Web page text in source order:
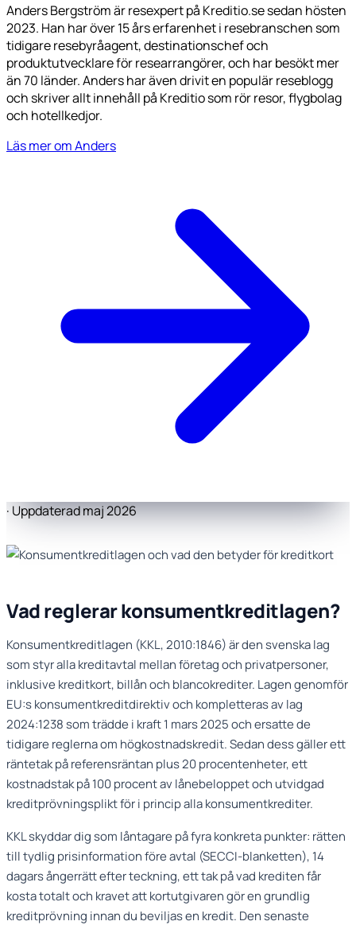
Anders Bergström är resexpert på Kreditio.se sedan hösten
2023. Han har över 15 års erfarenhet i resebranschen som
tidigare resebyråagent, destinationschef och
produktutvecklare för researrangörer, och har besökt mer
än 70 länder. Anders har även drivit en populär reseblogg
och skriver allt innehåll på Kreditio som rör resor, flygbolag
och hotellkedjor.
Läs mer om Anders
· Uppdaterad maj 2026
Vad reglerar konsumentkreditlagen?
Konsumentkreditlagen (KKL, 2010:1846) är den svenska lag
som styr alla kreditavtal mellan företag och privatpersoner,
inklusive kreditkort, billån och blancokrediter. Lagen genomför
EU:s konsumentkreditdirektiv och kompletteras av lag
2024:1238 som trädde i kraft 1 mars 2025 och ersatte de
tidigare reglerna om högkostnadskredit. Sedan dess gäller ett
räntetak på referensräntan plus 20 procentenheter, ett
kostnadstak på 100 procent av lånebeloppet och utvidgad
kreditprövningsplikt för i princip alla konsumentkrediter.
KKL skyddar dig som låntagare på fyra konkreta punkter: rätten
till tydlig prisinformation före avtal (SECCI-blanketten), 14
dagars ångerrätt efter teckning, ett tak på vad krediten får
kosta totalt och kravet att kortutgivaren gör en grundlig
kreditprövning innan du beviljas en kredit. Den senaste